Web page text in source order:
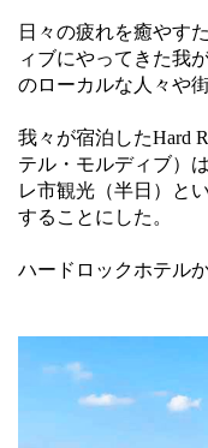
日々の疲れを癒やす
ィブにやってきた我
のローカルな人々や
我々が宿泊したHard
テル・モルディブ）
レ市観光（半日）と
することにした。
ハードロックホテル